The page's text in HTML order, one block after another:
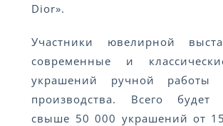
Dior».
Участники ювелирной
современные и
украшений ручной работы
производства. Всего будет
свыше 50 000 украшений от